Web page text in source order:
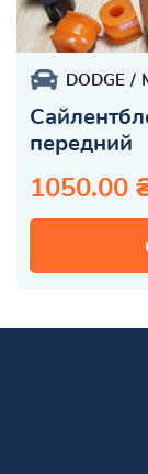
DODGE
передний
1050.00